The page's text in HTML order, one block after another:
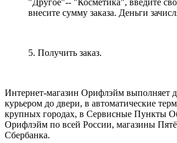
"Другое"-- "Косметика", введите
внесите сумму заказа. Деньги
5. Получить заказ.
Интернет-магазин Орифлэйм выполняет
курьером до двери, в автоматические
крупных городах, в Сервисные Пункты
Орифлэйм по всей России, магазины
Сбербанка.